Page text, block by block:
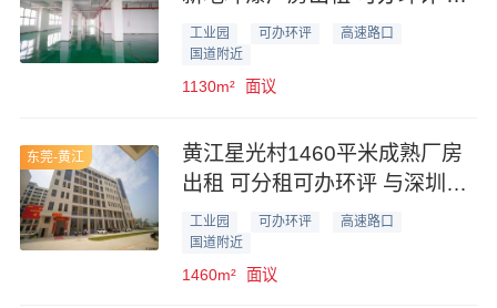
字楼外观
工业园 可办环评
高速路口
国道附近
1130m² 面议
东莞-黄江
黄江星光村1460平米成熟厂房
出租 可分租可办环评 与深圳交
界
工业园 可办环评
高速路口
国道附近
1460m² 面议